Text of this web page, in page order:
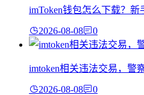
imToken钱包怎么下载？新
2026-08-08 0
imtoken相关违法交易，警
2026-08-08 0